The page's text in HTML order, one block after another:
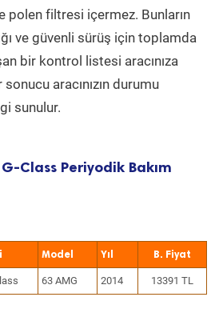
polen filtresi içermez. Bunların
ve güvenli sürüş için toplamda
bir kontrol listesi aracınıza
aracınızın durumu
sunulur.
Class Periyodik Bakım
Model Yıl
63 AMG 2014 13391 TL